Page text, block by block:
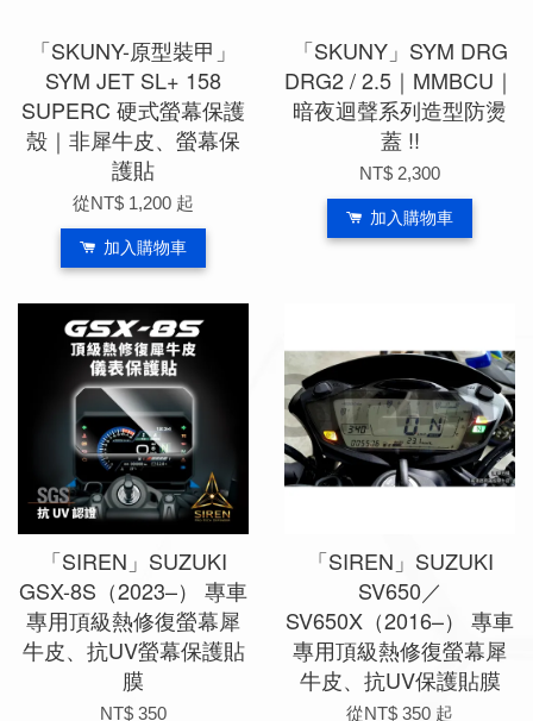
「SKUNY-原型裝甲」
SYM JET SL+ 158
SUPERC 硬式螢幕保護
殼｜非犀牛皮、螢幕保
護貼
從NT$ 1,200 起
加入購物車
「SKUNY」SYM DRG
DRG2 / 2.5｜MMBCU｜
暗夜迴聲系列造型防燙
蓋 !!
NT$ 2,300
加入購物車
「SIREN」SUZUKI
GSX-8S（2023–） 專車
專用頂級熱修復螢幕犀
牛皮、抗UV螢幕保護貼
膜
NT$ 350
「SIREN」SUZUKI
SV650／
SV650X（2016–） 專車
專用頂級熱修復螢幕犀
牛皮、抗UV保護貼膜
從NT$ 350 起